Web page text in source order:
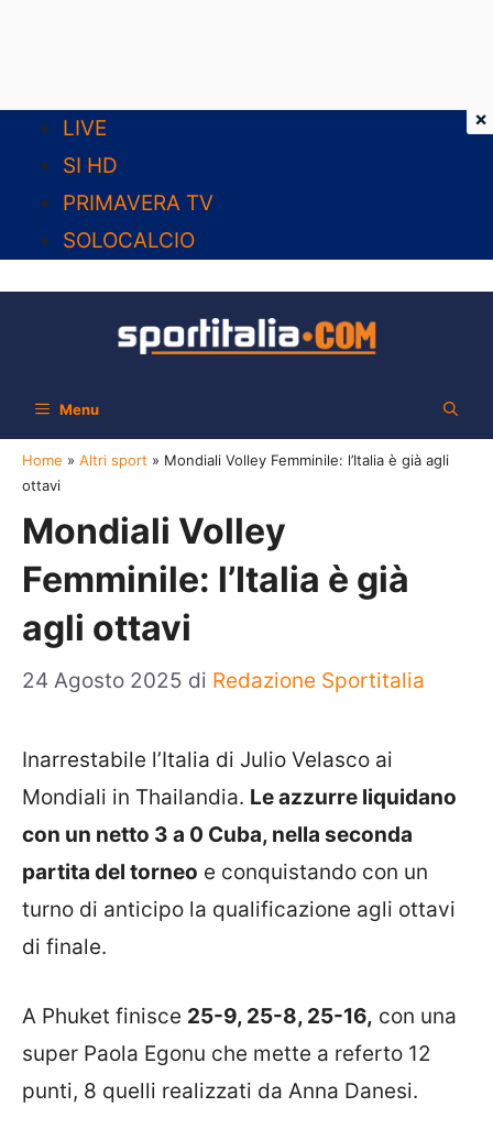
contenuto
LIVE
SI HD
PRIMAVERA TV
SOLOCALCIO
Menu
Home » Altri sport » Mondiali Volley Femminile: l’Italia è già agli
ottavi
Mondiali Volley
Femminile: l’Italia è già
agli ottavi
24 Agosto 2025 di Redazione Sportitalia
Inarrestabile l’Italia di Julio Velasco ai
Mondiali in Thailandia. Le azzurre liquidano
con un netto 3 a 0 Cuba, nella seconda
partita del torneo e conquistando con un
turno di anticipo la qualificazione agli ottavi
di finale.
A Phuket finisce 25-9, 25-8, 25-16, con una
super Paola Egonu che mette a referto 12
punti, 8 quelli realizzati da Anna Danesi.
×